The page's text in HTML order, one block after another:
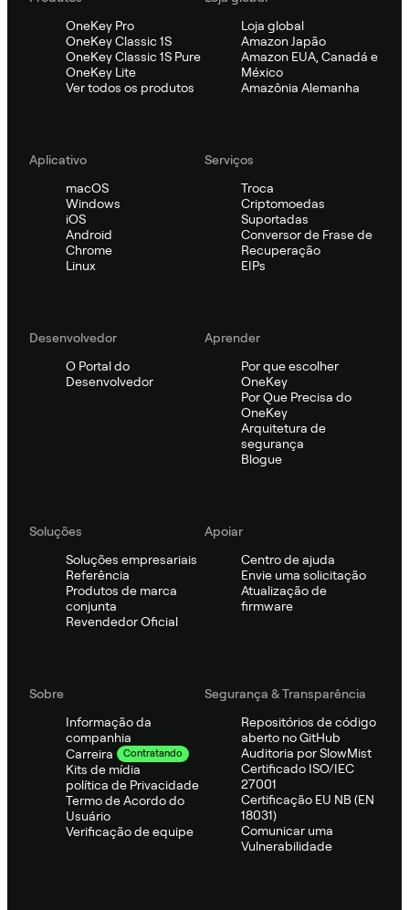
OneKey Pro
OneKey Classic 1S
OneKey Classic 1S Pure
OneKey Lite
Ver todos os produtos
Loja global
Amazon Japão
Amazon EUA, Canadá e
México
Amazônia Alemanha
Aplicativo
macOS
Windows
iOS
Android
Chrome
Linux
Serviços
Troca
Criptomoedas
Suportadas
Conversor de Frase de
Recuperação
EIPs
Desenvolvedor
O Portal do
Desenvolvedor
Aprender
Por que escolher
OneKey
Por Que Precisa do
OneKey
Arquitetura de
segurança
Blogue
Soluções
Soluções empresariais
Referência
Produtos de marca
conjunta
Revendedor Oficial
Apoiar
Centro de ajuda
Envie uma solicitação
Atualização de
firmware
Sobre
Informação da
companhia
Carreira
Contratando
Kits de mídia
política de Privacidade
Termo de Acordo do
Usuário
Verificação de equipe
Segurança & Transparência
Repositórios de código
aberto no GitHub
Auditoria por SlowMist
Certificado ISO/IEC
27001
Certificação EU NB (EN
18031)
Comunicar uma
Vulnerabilidade